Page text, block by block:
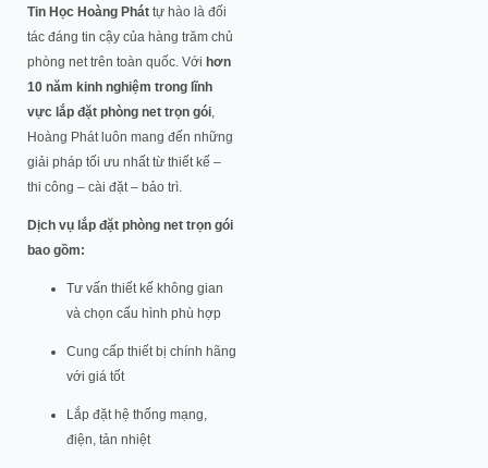
Tin Học Hoàng Phát tự hào là đối
tác đáng tin cậy của hàng trăm chủ
phòng net trên toàn quốc. Với hơn
10 năm kinh nghiệm trong lĩnh
vực lắp đặt phòng net trọn gói,
Hoàng Phát luôn mang đến những
giải pháp tối ưu nhất từ thiết kế –
thi công – cài đặt – bảo trì.
Dịch vụ lắp đặt phòng net trọn gói
bao gồm:
Tư vấn thiết kế không gian
và chọn cấu hình phù hợp
Cung cấp thiết bị chính hãng
với giá tốt
Lắp đặt hệ thống mạng,
điện, tản nhiệt